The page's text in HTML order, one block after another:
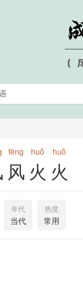
fēng huǒ huǒ
风火火
年代
当代
热度
常用